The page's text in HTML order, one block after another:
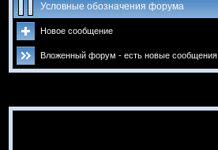
Условные обозначения форума
Новое сообщение
Вложенный форум - есть новые сообщения